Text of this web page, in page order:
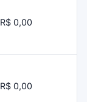
R$ 0,00
R$ 0,00